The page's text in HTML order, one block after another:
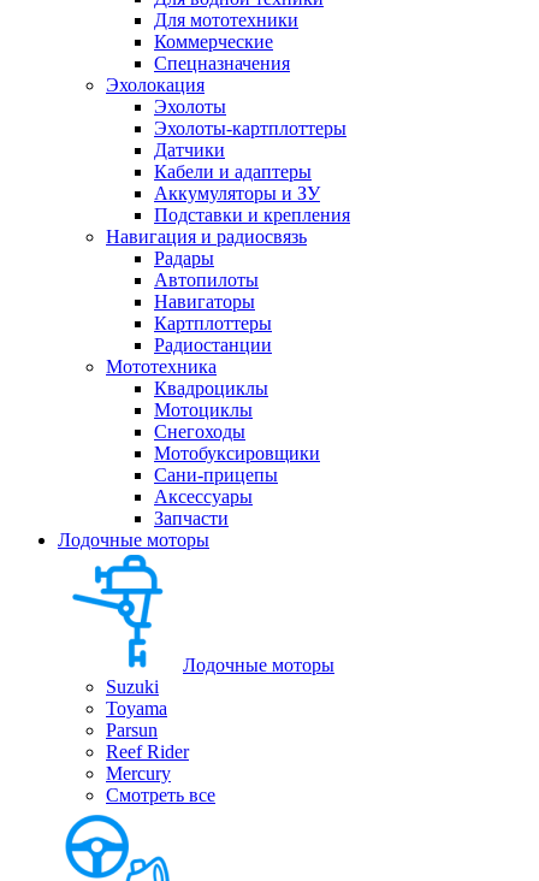
Для мототехники
Коммерческие
Спецназначения
Эхолокация
Эхолоты
Эхолоты-картплоттеры
Датчики
Кабели и адаптеры
Аккумуляторы и ЗУ
Подставки и крепления
Навигация и радиосвязь
Радары
Автопилоты
Навигаторы
Картплоттеры
Радиостанции
Мототехника
Квадроциклы
Мотоциклы
Снегоходы
Мотобуксировщики
Сани-прицепы
Аксессуары
Запчасти
Лодочные моторы
Лодочные моторы
Suzuki
Toyama
Parsun
Reef Rider
Mercury
Смотреть все